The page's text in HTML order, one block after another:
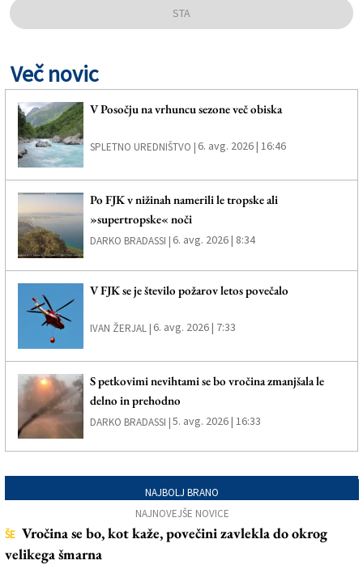
STA
Več novic
V Posočju na vrhuncu sezone več obiska
SPLETNO UREDNIŠTVO | 6. avg. 2026 | 16:46
Po FJK v nižinah namerili le tropske ali
»supertropske« noči
DARKO BRADASSI | 6. avg. 2026 | 8:34
V FJK se je število požarov letos povečalo
IVAN ŽERJAL | 6. avg. 2026 | 7:33
S petkovimi nevihtami se bo vročina zmanjšala le
delno in prehodno
DARKO BRADASSI |5. avg. 2026 | 16:33
NAJBOLJ BRANO
NAJNOVEJŠE NOVICE
ŠE Vročina se bo, kot kaže, povečini zavlekla do okrog
velikega šmarna